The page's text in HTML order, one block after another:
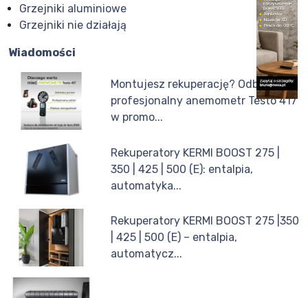
Grzejniki aluminiowe
Grzejniki nie działają
Wiadomości
Montujesz rekuperację? Odbierz
profesjonalny anemometr Testo 417
w promo...
Rekuperatory KERMI BOOST 275 |
350 | 425 | 500 (E): entalpia,
automatyka...
Rekuperatory KERMI BOOST 275 |350
| 425 | 500 (E) – entalpia,
automatycz...